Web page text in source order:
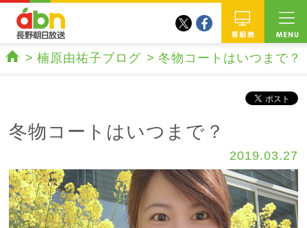
番組
twitterfacebook
楠原由祐子ブログ 冬物コートはいつまで？
冬物コートはいつまで？
2019.03.27